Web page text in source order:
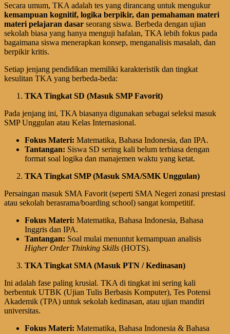
Secara umum, TKA adalah tes yang dirancang untuk mengukur
kemampuan kognitif, logika berpikir, dan pemahaman materi
materi pelajaran dasar seorang siswa. Berbeda dengan ujian
sekolah biasa yang hanya menguji hafalan, TKA lebih fokus pada
bagaimana siswa menerapkan konsep, menganalisis masalah, dan
berpikir kritis.
Setiap jenjang pendidikan memiliki karakteristik dan tingkat
kesulitan TKA yang berbeda-beda:
TKA Tingkat SD (Masuk SMP Favorit)
Pada jenjang ini, TKA biasanya digunakan sebagai seleksi masuk
SMP Unggulan atau Kelas Internasional.
Fokus Materi: Matematika, Bahasa Indonesia, dan IPA.
Tantangan: Siswa SD sering kali belum terbiasa dengan
format soal logika dan manajemen waktu yang ketat.
TKA Tingkat SMP (Masuk SMA/SMK Unggulan)
Persaingan masuk SMA Favorit (seperti SMA Negeri zonasi prestasi
atau sekolah berasrama/boarding school) sangat kompetitif.
Fokus Materi: Matematika, Bahasa Indonesia, Bahasa
Inggris dan IPA.
Tantangan: Soal mulai menuntut kemampuan analisis
Higher Order Thinking Skills (HOTS).
TKA Tingkat SMA (Masuk PTN / Kedinasan)
Ini adalah fase paling krusial. TKA di tingkat ini sering kali
berbentuk UTBK (Ujian Tulis Berbasis Komputer), Tes Potensi
Akademik (TPA) untuk sekolah kedinasan, atau ujian mandiri
universitas.
Fokus Materi: Matematika, Bahasa Indonesia & Bahasa